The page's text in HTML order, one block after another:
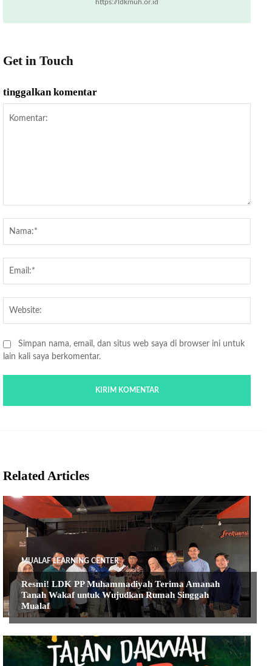
https://ldkmuh.or.id
Get in Touch
tinggalkan komentar
Simpan nama, email, dan situs web saya di browser ini untuk
lain kali saya berkomentar.
Related Articles
MUALAF LEARNING CENTER
Resmi! LDK PP Muhammadiyah Terima Amanah
Tanah Wakaf untuk Wujudkan Rumah Singgah
Mualaf